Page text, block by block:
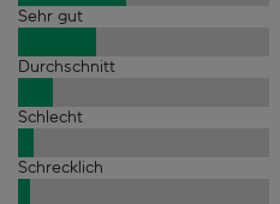
Sehr gut
Durchschnitt
Schlecht
Schrecklich